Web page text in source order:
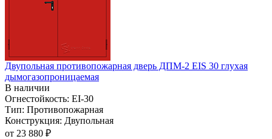
Двупольная противопожарная дверь ДПМ-2 EIS 30 глухая
дымогазопроницаемая
В наличии
Огнестойкость: EI-30
Тип: Противопожарная
Конструкция: Двупольная
от 23 880 ₽